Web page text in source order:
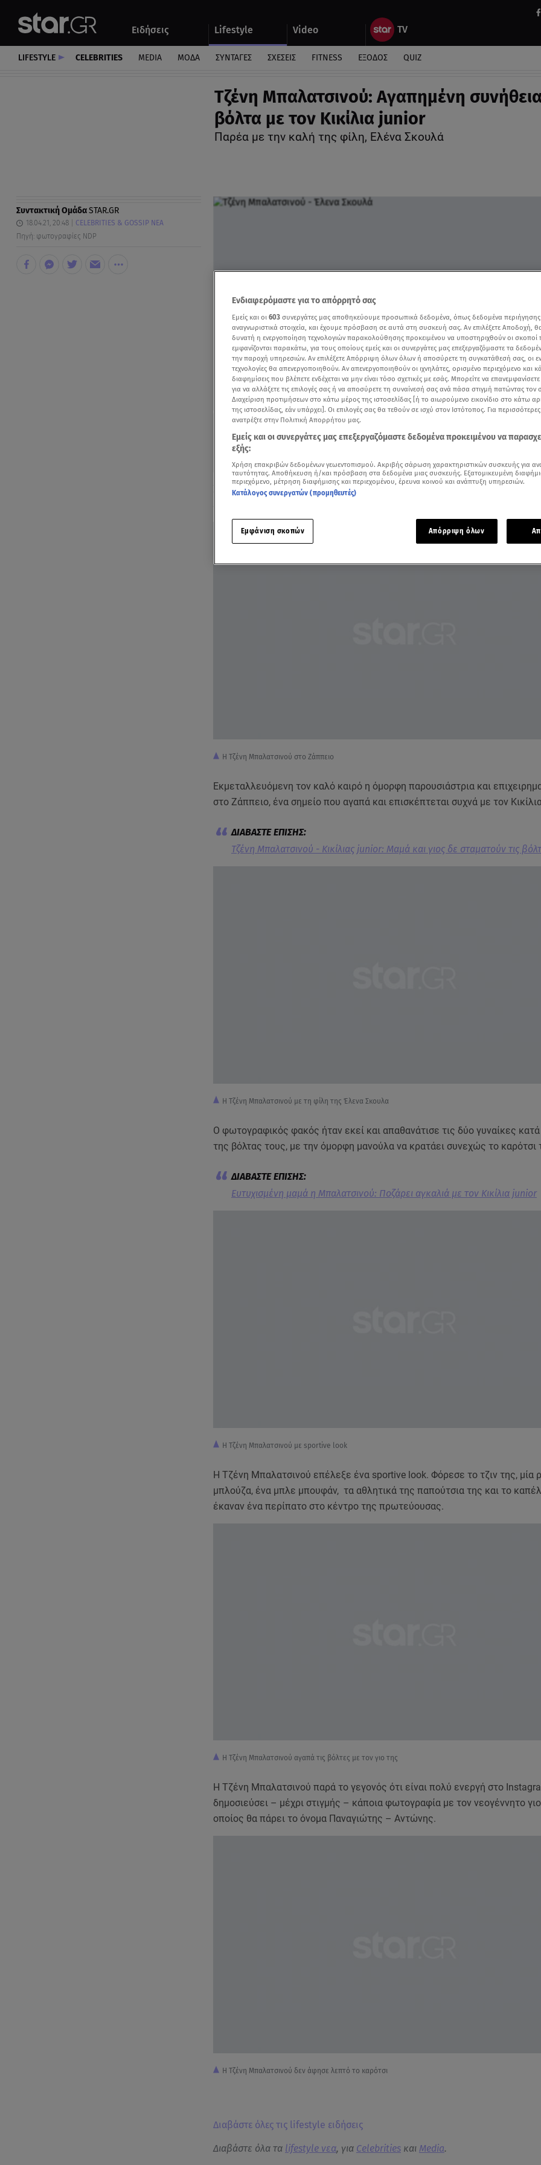
Ειδήσεις Lifestyle Video
Αυτοκίνητο
LIFESTYLE CELEBRITIES MEDIA ΜΟΔΑ ΣΥΝΤΑΓΕΣ ΣΧΕΣΕΙΣ FITNESS ΕΞΟΔΟΣ QUIZ
Τζένη Μπαλατσινού: Αγαπημένη
βόλτα με τον Κικίλια junior
Παρέα με την καλή της φίλη, Ελένα Σκουλά
Συντακτική ΟμάδαSTAR.GR
18.04.21, 20:48
CELEBRITIES & GOSSIP ΝΕΑ
Πηγή: φωτογραφίες NDP
Δείτε περισσότερα άρθρα μας στα αποτελέσματα αναζήτησης
Χαλαρή βόλτα με τον 4 μηνών γιο της και την αγαπημένη της φίλη, Έλενα
Η Τζένη Μπαλατσινού στο Ζάππειο
Εκμεταλλευόμενη τον καλό καιρό η όμορφη παρουσιάστρια και
στο Ζάππειο, ένα σημείο που αγαπά και επισκέπτεται συχνά με τον
Τζένη Μπαλατσινού - Κικίλιας junior: Μαμά και γιος δε σταματούν τις
Η Τζένη Μπαλατσινού με τη φίλη της Έλενα Σκουλα
Ο φωτογραφικός φακός ήταν εκεί και απαθανάτισε τις δύο γυναίκες κατά
της βόλτας τους, με την όμορφη μανούλα να κρατάει συνεχώς το
Ευτυχισμένη μαμά η Μπαλατσινού: Ποζάρει αγκαλιά με τον Κικίλια junior
Η Τζένη Μπαλατσινού με sportive look
Η Τζένη Μπαλατσινού επέλεξε ένα sportive look. Φόρεσε το τζιν της, μία
μπλούζα, ένα μπλε μπουφάν, τα αθλητικά της παπούτσια της και το
έκαναν ένα περίπατο στο κέντρο της πρωτεύουσας.
Η Τζένη Μπαλατσινού αγαπά τις βόλτες με τον γιο της
Η Τζένη Μπαλατσινού παρά το γεγονός ότι είναι πολύ ενεργή στο
δημοσιεύσει – μέχρι στιγμής – κάποια φωτογραφία με τον νεογέννητο
οποίος θα πάρει το όνομα Παναγιώτης – Αντώνης.
Η Τζένη Μπαλατσινού δεν άφησε λεπτό το καρότσι
Διαβάστε όλες τις lifestyle ειδήσεις
Διαβάστε όλα τα lifestyle νεα, για Celebritiesκαι Media.
Ενδιαφερόμαστε για το απόρρητό σας
Εμείς και οι 603 συνεργάτες μας αποθηκεύουμε προσωπικά δεδομένα, όπως δεδομένα
αναγνωριστικά στοιχεία, και έχουμε πρόσβαση σε αυτά στη συσκευή σας. Αν επιλέξετε Αποδοχή,
δυνατή η ενεργοποίηση τεχνολογιών παρακολούθησης προκειμένου να υποστηριχθούν οι σκοποί
εμφανίζονται παρακάτω, για τους οποίους εμείς και οι συνεργάτες μας επεξεργαζόμαστε τα
την παροχή υπηρεσιών. Αν επιλέξετε Απόρριψη όλων όλων ή αποσύρετε τη συγκατάθεσή σας, οι
τεχνολογίες θα απενεργοποιηθούν. Αν απενεργοποιηθούν οι ιχνηλάτες, ορισμένο περιεχόμενο και
διαφημίσεις που βλέπετε ενδέχεται να μην είναι τόσο σχετικές με εσάς. Μπορείτε να
για να αλλάξετε τις επιλογές σας ή να αποσύρετε τη συναίνεσή σας ανά πάσα στιγμή πατώντας τον
Διαχείριση προτιμήσεων στο κάτω μέρος της ιστοσελίδας [ή το αιωρούμενο εικονίδιο στο κάτω
της ιστοσελίδας, εάν υπάρχει]. Οι επιλογές σας θα τεθούν σε ισχύ στον Ιστότοπος. Για
ανατρέξτε στην Πολιτική Απορρήτου μας.
Εμείς και οι συνεργάτες μας επεξεργαζόμαστε δεδομένα προκειμένου να
εξής:
Χρήση επακριβών δεδομένων γεωεντοπισμού. Ακριβής σάρωση χαρακτηριστικών συσκευής για
ταυτότητας. Αποθήκευση ή/και πρόσβαση στα δεδομένα μιας συσκευής. Εξατομικευμένη
περιεχόμενο, μέτρηση διαφήμισης και περιεχομένου, έρευνα κοινού και ανάπτυξη υπηρεσιών.
Κατάλογος συνεργατών (προμηθευτές)
Εμφάνιση σκοπών Απόρριψη όλων